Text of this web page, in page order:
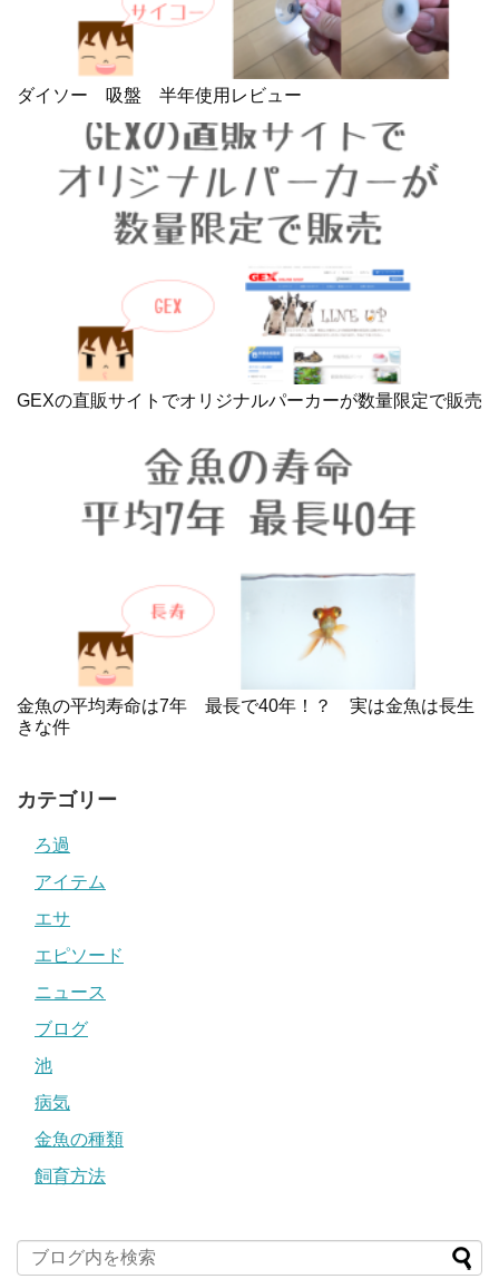
ダイソー 吸盤 半年使用レビュー
GEXの直販サイトでオリジナルパーカーが数量限定で販売
金魚の平均寿命は7年 最長で40年！？ 実は金魚は長生
きな件
カテゴリー
ろ過
アイテム
エサ
エピソード
ニュース
ブログ
池
病気
金魚の種類
飼育方法